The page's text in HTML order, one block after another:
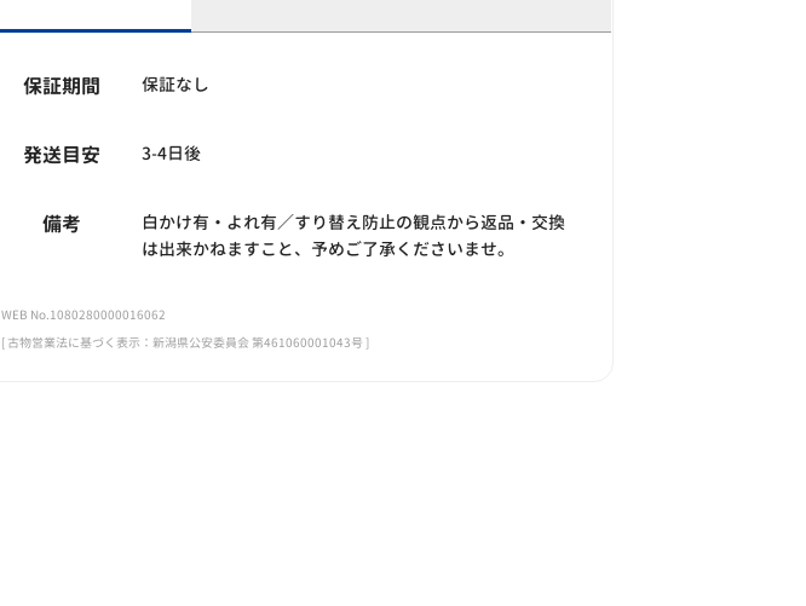
保証期間 保証なし
発送目安 3-4日後
備考
白かけ有・よれ有／すり替え防止の観点から返品・交換
は出来かねますこと、予めご了承くださいませ。
WEB No.1080280000016062
[ 古物営業法に基づく表示：新潟県公安委員会 第461060001043号 ]